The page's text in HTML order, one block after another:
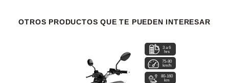
OTROS PRODUCTOS QUE TE PUEDEN INTERESAR
3 a 6
hrs
75-80
km/h
80-160
km